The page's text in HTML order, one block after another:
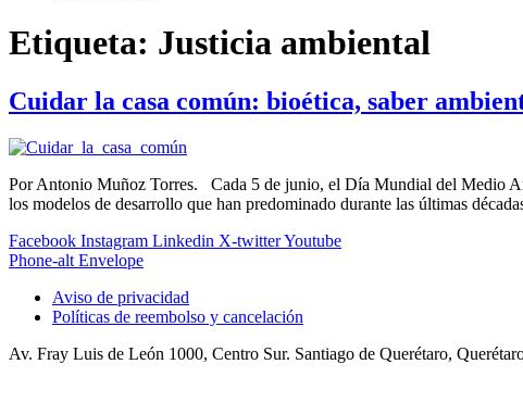
Etiqueta: Justicia ambiental
Cuidar la casa común: bioética, saber
Por Antonio Muñoz Torres. Cada 5 de junio, el Día Mundial del Medio
los modelos de desarrollo que han predominado durante las últimas
Facebook Instagram Linkedin X-twitterYoutube
Phone-alt Envelope
Aviso de privacidad
Políticas de reembolso y cancelación
Av. Fray Luis de León 1000, Centro Sur. Santiago de Querétaro,